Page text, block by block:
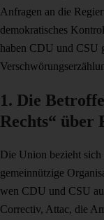
Anfragen an die
demokratisches
haben CDU und CSU
1. Die
Rechts“ über
Die Union bezieht
gemeinnützige
wen CDU und CSU
Correctiv, Attac, die